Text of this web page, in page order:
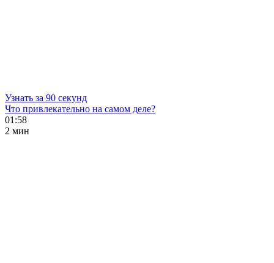
Узнать за 90 секунд
Что привлекательно на самом деле?
01:58
2 мин